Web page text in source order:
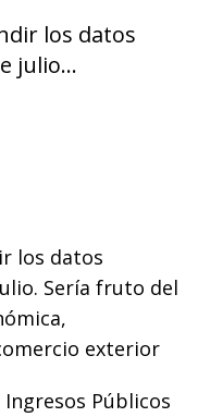
los datos
julio...
los datos
Sería fruto del
exterior
Públicos